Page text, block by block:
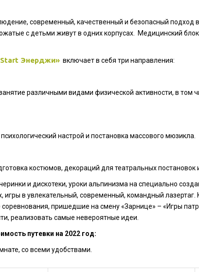
современный, качественный и безопасный подход
с детьми живут в одних корпусах. Медицинский
Энерджи» включает в себя три направления:
различными видами физической активности, в том
настрой и постановка массового мюзикла.
костюмов, декораций для театральных постановок
и дискотеки, уроки альпинизма на специально
игры в увлекательный, современный, командный
пришедшие на смену «Зарнице» – «Игры
реализовать самые невероятные идеи.
путевки на 2022 год:
со всеми удобствами.